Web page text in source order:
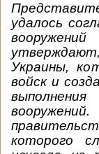
удалось
Украины,
войск и
которого